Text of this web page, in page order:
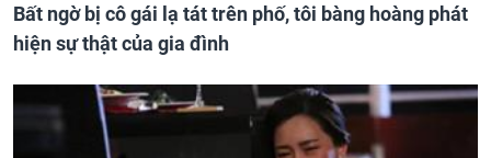
Bất ngờ bị cô gái lạ tát trên phố, tôi bàng hoàng phát
hiện sự thật của gia đình